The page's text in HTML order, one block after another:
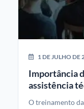
1 DE JULHO DE
Importância
assistência
O treinamento